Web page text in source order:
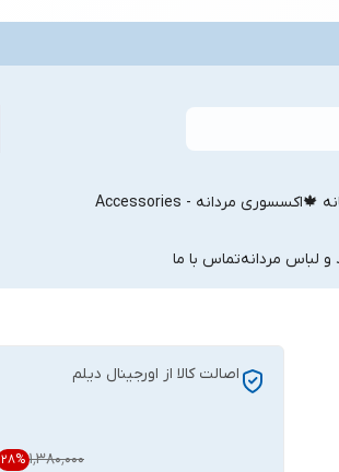
🍁اکسسوری مردانه - Accessories
و لباس مردانهتماس با ما
اصالت کالا از اورجینال دیلم
۱٬۳۸۰٬۰۰۰ 28%